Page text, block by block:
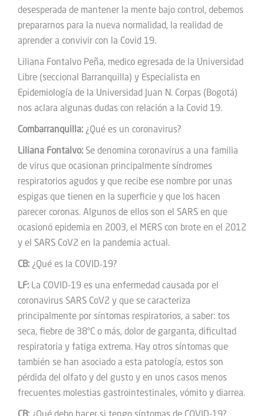
desesperada de mantener la mente bajo control, debemos
prepararnos para la nueva normalidad, la realidad de
aprender a convivir con la Covid 19.
Liliana Fontalvo Peña, medico egresada de la Universidad
Libre (seccional Barranquilla) y Especialista en
Epidemiología de la Universidad Juan N. Corpas (Bogotá)
nos aclara algunas dudas con relación a la Covid 19.
Combarranquilla: ¿Qué es un coronavirus?
Liliana Fontalvo: Se denomina coronavirus a una familia
de virus que ocasionan principalmente síndromes
respiratorios agudos y que recibe ese nombre por unas
espigas que tienen en la superficie y que los hacen
parecer coronas. Algunos de ellos son el SARS en que
ocasionó epidemia en 2003, el MERS con brote en el 2012
y el SARS CoV2 en la pandemia actual.
CB: ¿Qué es la COVID‑19?
LF: La COVID-19 es una enfermedad causada por el
coronavirus SARS CoV2 y que se caracteriza
principalmente por síntomas respiratorios, a saber: tos
seca, fiebre de 38°C o más, dolor de garganta, dificultad
respiratoria y fatiga extrema. Hay otros síntomas que
también se han asociado a esta patología, estos son
pérdida del olfato y del gusto y en unos casos menos
frecuentes molestias gastrointestinales, vómito y diarrea.